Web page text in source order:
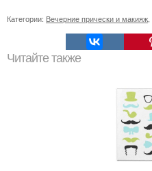
Категории: Вечерние прически и макияж
Читайте также